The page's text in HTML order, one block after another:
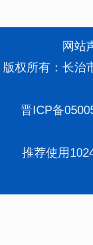
网站
版权所有：长
晋ICP备
推荐使用